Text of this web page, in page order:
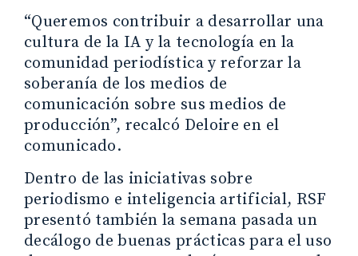
“Queremos contribuir a desarrollar una
cultura de la IA y la tecnología en la
comunidad periodística y reforzar la
soberanía de los medios de
comunicación sobre sus medios de
producción”, recalcó Deloire en el
comunicado.
Dentro de las iniciativas sobre
periodismo e inteligencia artificial, RSF
presentó también la semana pasada un
decálogo de buenas prácticas para el uso